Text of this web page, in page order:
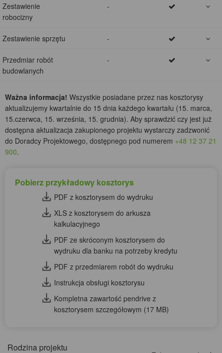
Zestawienie
robocizny
-
Zestawienie sprzętu -
Przedmiar robót
budowlanych
-
Ważna informacja! Wszystkie posiadane przez nas kosztorysy
aktualizujemy kwartalnie do 15 dnia każdego kwartału (15. marca,
15.czerwca, 15. września, 15. grudnia). Aby sprawdzić czy jest już
dostępna aktualizacja zakupionego projektu wystarczy zadzwonić
do Doradcy Projektowego, dostępnego pod numerem +48 12 37 21
900.
Pobierz przykładowy kosztorys
PDF z kosztorysem do wydruku
XLS z kosztorysem do arkusza
kalkulacyjnego
PDF ze skróconym kosztorysem do
wydruku dla banku na potrzeby kredytu
PDF z przedmiarem robót do wydruku
Instrukcja obsługi kosztorysu
Kompletna zawartość pendrive z
kosztorysem szczegółowym (17 MB)
Rodzina projektu